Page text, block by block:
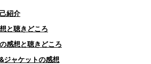
紹介
と聴きどころ
感想と聴きどころ
ジャケットの感想